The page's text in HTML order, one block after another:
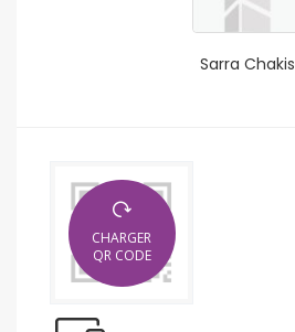
Sarra Chakis
CHARGER
QR CODE